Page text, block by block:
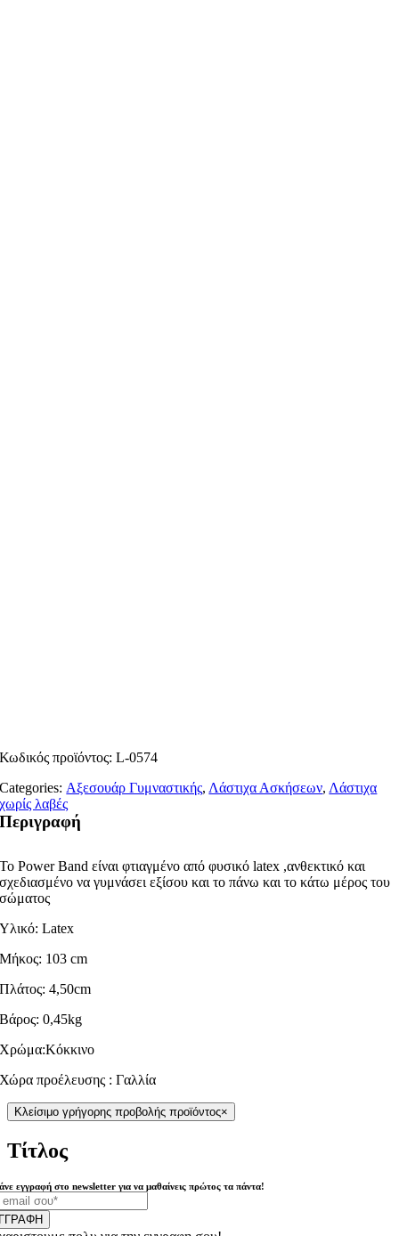
Κωδικός προϊόντος:L-0574
Categories:Αξεσουάρ Γυμναστικής,Λάστιχα Ασκήσεων,Λάστιχα
χωρίς λαβές
Περιγραφή
Το Power Band είναι φτιαγμένο από φυσικό latex ,ανθεκτικό και
σχεδιασμένο να γυμνάσει εξίσου και το πάνω και το κάτω μέρος του
σώματος
Υλικό: Latex
Μήκος: 103 cm
Πλάτος: 4,50cm
Βάρος: 0,45kg
Χρώμα:Κόκκινο
Χώρα προέλευσης : Γαλλία
Κλείσιμο γρήγορης προβολής προϊόντος×
Τίτλος
εγγραφή στο newsletter για να μαθαίνεις πρώτος τα πάντα!